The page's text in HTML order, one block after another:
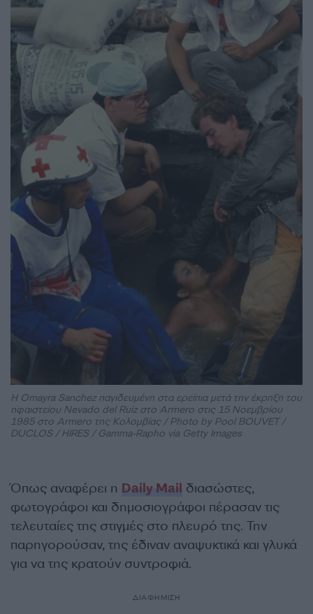
Η Omayra Sanchez παγιδευμένη στα ερείπια μετά την έκρηξη του
ηφαιστείου Nevado del Ruiz στο Armero στις 15 Νοεμβρίου
1985 στο Armero της Κολομβίας / Photo by Pool BOUVET /
DUCLOS / HIRES / Gamma-Rapho via Getty Images
Όπως αναφέρει η Daily Mail διασώστες,
φωτογράφοι και δημοσιογράφοι πέρασαν τις
τελευταίες της στιγμές στο πλευρό της. Την
παρηγορούσαν, της έδιναν αναψυκτικά και γλυκά
για να της κρατούν συντροφιά.
ΔΙΑΦΗΜΙΣΗ